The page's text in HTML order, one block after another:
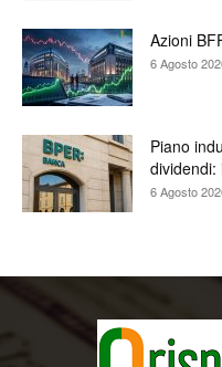
Azioni
6 Agosto
Piano
dividendi:
6 Agosto